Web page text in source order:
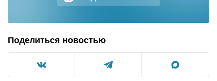
Поделиться новостью